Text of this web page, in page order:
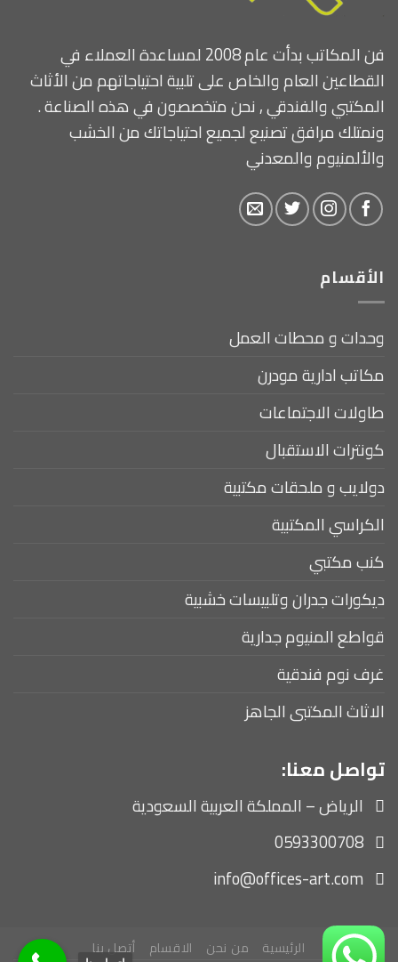
فن المكاتب بدأت عام 2008 لمساعدة العملاء في
القطاعين العام والخاص على تلبية احتياجاتهم من الأثاث
المكتبي والفندقي , نحن متخصصون في هذه الصناعة .
ونمتلك مرافق تصنيع لجميع احتياجاتك من الخشب
والألمنيوم والمعدني
الأقسام
وحدات و محطات العمل
مكاتب ادارية مودرن
طاولات الاجتماعات
كونترات الاستقبال
دولايب و ملحقات مكتبية
الكراسي المكتبية
كنب مكتبي
ديكورات جدران وتلبيسات خشبية
قواطع المنيوم جدارية
غرف نوم فندقية
الاثاث المكتبى الجاهز
تواصل معنا:
الرياض – المملكة العربية السعودية
0593300708
info@offices-art.com
الرئيسية من نحن الاقسام أتصل بنا